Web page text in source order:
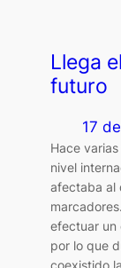
Llega
futuro
17
Hace
nivel
afectaba al
efectuar un
por lo que